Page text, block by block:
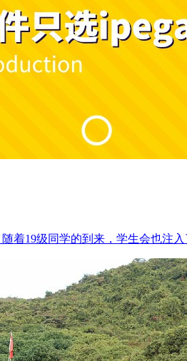
着19级同学的到来，学生会也注